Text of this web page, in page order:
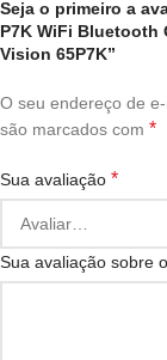
Seja o primeiro a
P7K WiFi Bluetooth
Vision 65P7K”
O seu endereço de
são marcados com *
Sua avaliação *
Sua avaliação sobre